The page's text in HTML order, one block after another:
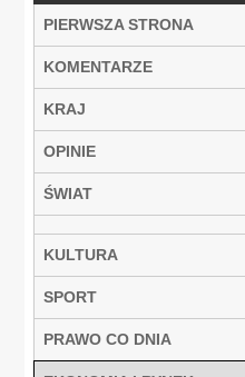
PIERWSZA STRONA
KOMENTARZE
KRAJ
OPINIE
ŚWIAT
KULTURA
SPORT
PRAWO CO DNIA